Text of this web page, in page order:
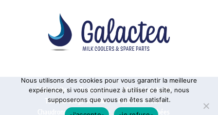
Alphatraite Tanks à lait
Matériel de traite
Tanks à usage vinicole
Pasteurisateurs
Chaudronnerie sur mesure
Pièces détachées
Nous utilisons des cookies pour vous garantir la meilleure
expérience, si vous continuez à utiliser ce site, nous
supposerons que vous en êtes satisfait.